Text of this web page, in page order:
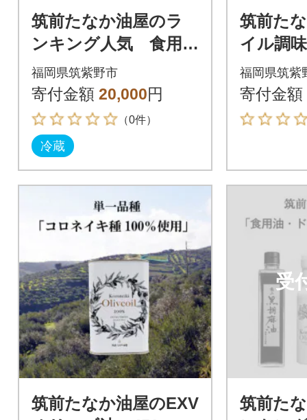
筑前たなか油屋のラ
ンキング人気 食用
油・ドレッシングセ
ット～4本～
福岡県筑紫野市
寄付金額 20,000円
（0件）
冷蔵
筑前た
イル調
ット
福岡県筑紫
寄付金額
筑前たなか油屋のEXV
受
筑前た